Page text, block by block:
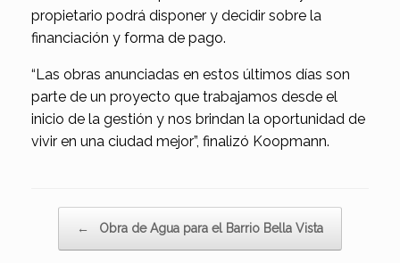
propietario podrá disponer y decidir sobre la
financiación y forma de pago.
“Las obras anunciadas en estos últimos días son
parte de un proyecto que trabajamos desde el
inicio de la gestión y nos brindan la oportunidad de
vivir en una ciudad mejor”, finalizó Koopmann.
← Obra de Agua para el Barrio Bella Vista